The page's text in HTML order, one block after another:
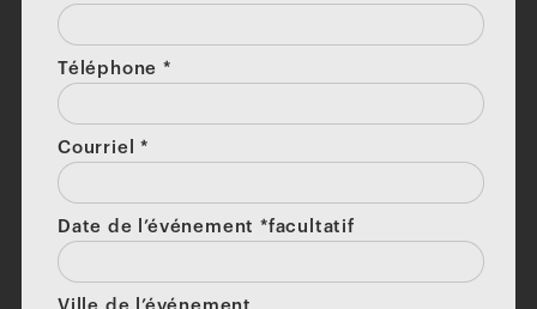
Téléphone*
Courriel*
Date de l’événement *facultatif